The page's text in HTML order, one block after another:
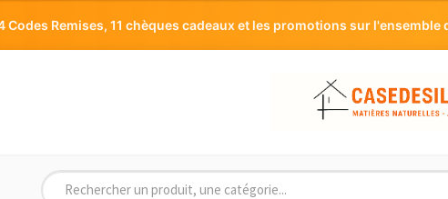
Codes Remises, 11 chèques cadeaux et les promotions sur